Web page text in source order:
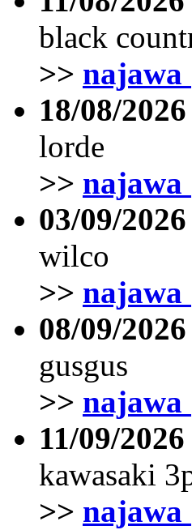
black
>> najawa
18/08/
lorde
>> najawa
03/09/
wilco
>> najawa
08/09/
gusgus
>> najawa
11/09/
kawasaki
>> najawa